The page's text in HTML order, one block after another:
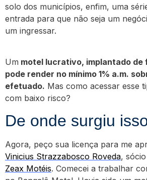
solo dos municípios, enfim, uma
entrada para que não seja um
um ingressar.
Um motel lucrativo, implantado de
pode render no mínimo 1% a.m.
efetuado. Mas como acessar esse
com baixo risco?
De onde surgiu
Agora, peço sua licença para me
Vinicius Strazzabosco Roveda,
Zeax Motéis. Comecei a trabalhar